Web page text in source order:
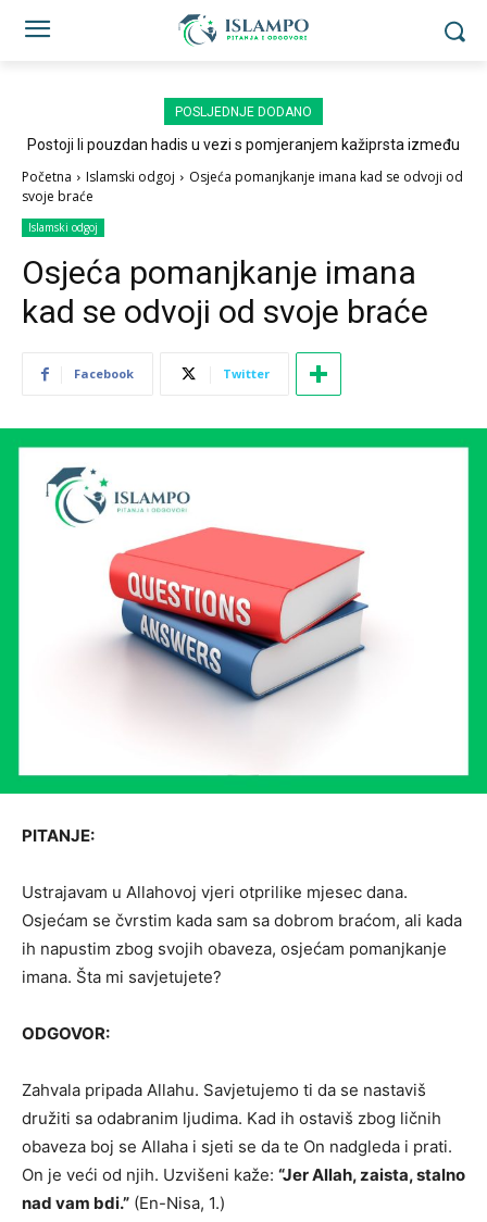
POSLJEDNJE DODANO
Postoji li pouzdan hadis u vezi s pomjeranjem kažiprsta između
Početna Islamski odgoj
Osjeća pomanjkanje imana kad se odvoji od
svoje braće
Islamski odgoj
Osjeća pomanjkanje imana
kad se odvoji od svoje braće
Facebook Twitter
PITANJE:
Ustrajavam u Allahovoj vjeri otprilike mjesec dana.
Osjećam se čvrstim kada sam sa dobrom braćom, ali kada
ih napustim zbog svojih obaveza, osjećam pomanjkanje
imana. Šta mi savjetujete?
ODGOVOR:
Zahvala pripada Allahu. Savjetujemo ti da se nastaviš
družiti sa odabranim ljudima. Kad ih ostaviš zbog ličnih
obaveza boj se Allaha i sjeti se da te On nadgleda i prati.
On je veći od njih. Uzvišeni kaže: “Jer Allah, zaista, stalno
nad vam bdi.” (En-Nisa, 1.)